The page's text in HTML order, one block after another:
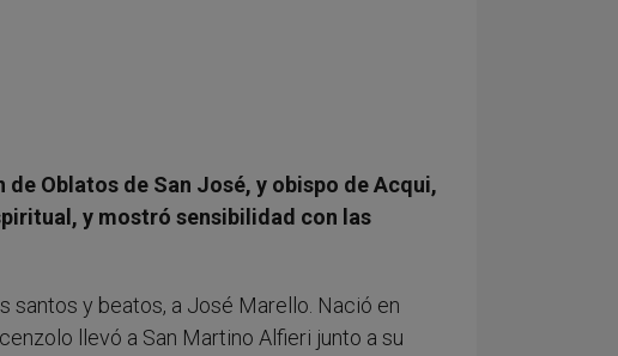
Oblatos de San José, y obispo de Acqui,
y mostró sensibilidad con las
santos y beatos, a José Marello. Nació en
llevó a San Martino Alfieri junto a su